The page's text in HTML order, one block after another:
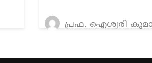
പ്രഫ. ഐശ്വരി